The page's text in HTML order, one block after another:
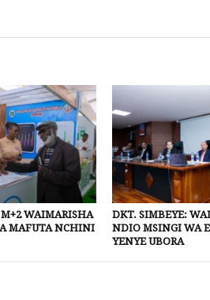
WAIMARISHA
MAFUTA NCHINI
DKT. SIMBEYE:
NDIO MSINGI WA
YENYE UBORA